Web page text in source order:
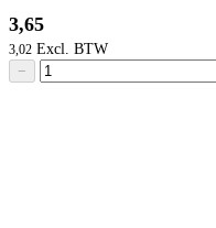
3,65
3,02
−